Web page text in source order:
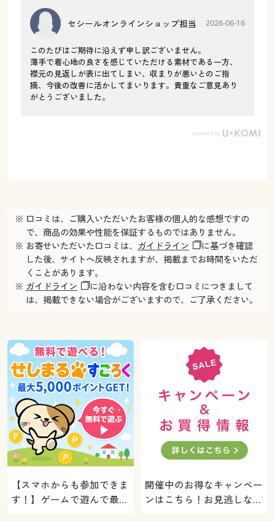
セシールオンラインショップ担当 2026-06-16
このたびはご期待に沿えず申し訳ございません。
薄手で着心地の良さを感じていただける素材である一方、
襟元の見返しが表に出てしまい、収まりが悪いとのご指
摘、今後の改善に活かしてまいります。貴重なご意見あり
がとうございました。
※ 口コミは、ご購入いただいたお客様の個人的な感想ですの
で、商品の効果や性能を保証するものではありません。
※ お寄せいただいた口コミは、 ガイドライン
に基づき確認
した後、サイトへ反映されますが、掲載までお時間をいただ
くことがあります。
※ ガイドライン
に沿わない内容を含む口コミにつきまして
は、掲載できない場合がございますので、ご了承ください。
【スマホからも参加できま
す！】ゲームで遊んで最大
開催中のお得なキャンペー
ンはこちら！お見逃しな